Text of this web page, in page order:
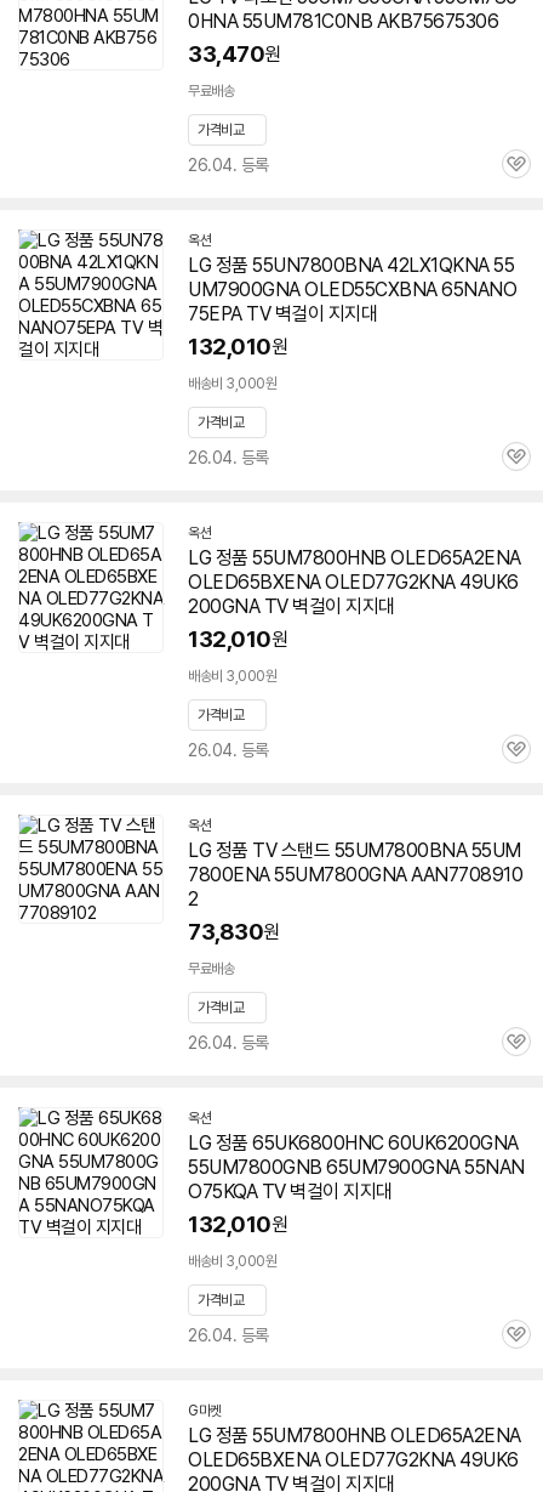
0HNA 55UM781C0NB AKB75675306
33,470원
무료배송
가격비교
26.04. 등록
관
옥션
LG 정품 55UN7800BNA 42LX1QKNA 55
UM7900GNA OLED55CXBNA 65NANO
75EPA TV 벽걸이 지지대
132,010원
배송비 3,000원
가격비교
26.04. 등록
관
옥션
LG 정품 55UM7800HNB OLED65A2ENA
OLED65BXENA OLED77G2KNA 49UK6
200GNA TV 벽걸이 지지대
132,010원
배송비 3,000원
가격비교
26.04. 등록
관
옥션
LG 정품 TV 스탠드 55UM7800BNA 55UM
7800ENA55UM7800GNAAAN7708910
2
73,830원
무료배송
가격비교
26.04. 등록
관
옥션
LG 정품 65UK6800HNC 60UK6200GNA
55UM7800GNB 65UM7900GNA 55NAN
O75KQA TV 벽걸이 지지대
132,010원
배송비 3,000원
가격비교
26.04. 등록
관
G마켓
LG 정품 55UM7800HNB OLED65A2ENA
OLED65BXENA OLED77G2KNA 49UK6
200GNA TV 벽걸이 지지대